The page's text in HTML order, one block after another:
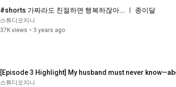
#shorts 가짜라도 친절하면 행복하잖아... ㅣ 종이달
스튜디오지니
37K views • 3 years ago
[Episode 3 Highlight] My husband must never
스튜디오지니